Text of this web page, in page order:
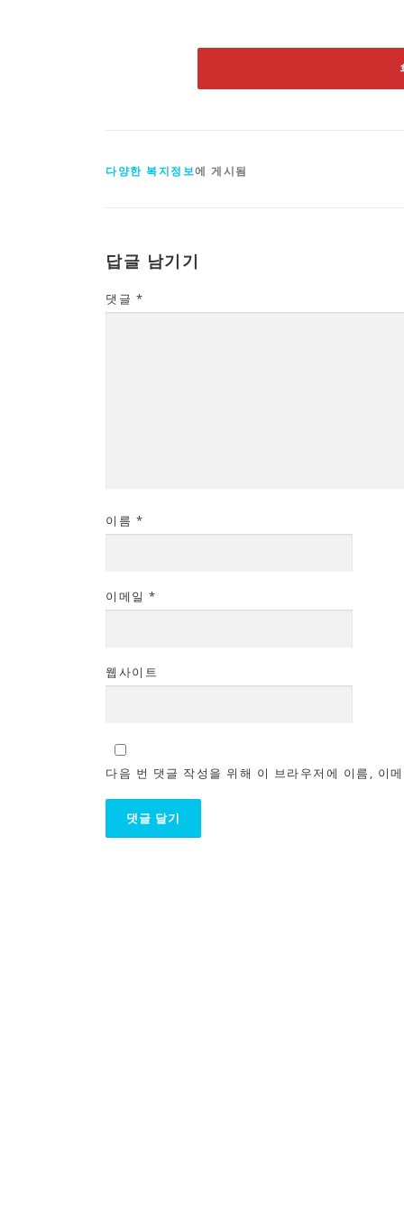
다양한 복지정보에 게시됨
답글 남기기
댓글 *
이름 *
이메일 *
웹사이트
다음 번 댓글 작성을 위해 이 브라우저에 이름, 이